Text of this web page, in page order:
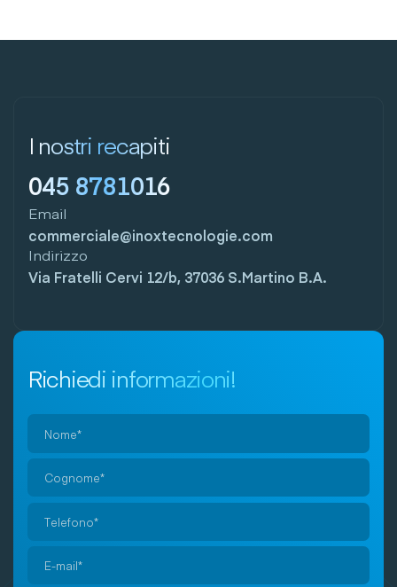
I nostri recapiti
045 8781016
Email
commerciale@inoxtecnologie.com
Indirizzo
Via Fratelli Cervi 12/b, 37036 S.Martino B.A.
Richiedi informazioni!